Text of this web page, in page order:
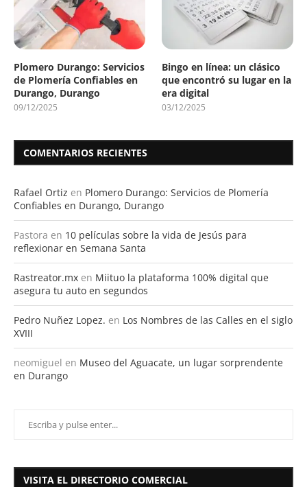
Plomero Durango: Servicios
de Plomería Confiables en
Durango, Durango
09/12/2025
Bingo en línea: un clásico
que encontró su lugar en la
era digital
03/12/2025
COMENTARIOS RECIENTES
Rafael Ortiz en Plomero Durango: Servicios de Plomería
Confiables en Durango, Durango
Pastora en 10 películas sobre la vida de Jesús para
reflexionar en Semana Santa
Rastreator.mx en Miituo la plataforma 100% digital que
asegura tu auto en segundos
Pedro Nuñez Lopez. en Los Nombres de las Calles en el siglo
XVIII
neomiguel en Museo del Aguacate, un lugar sorprendente
en Durango
VISITA EL DIRECTORIO COMERCIAL